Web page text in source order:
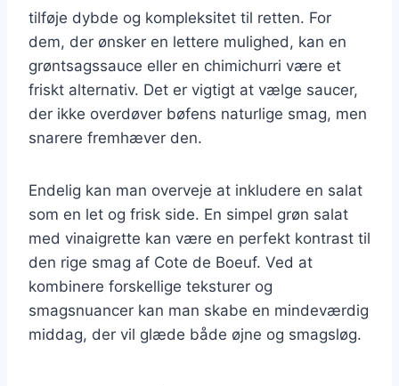
tilføje dybde og kompleksitet til retten. For
dem, der ønsker en lettere mulighed, kan en
grøntsagssauce eller en chimichurri være et
friskt alternativ. Det er vigtigt at vælge saucer,
der ikke overdøver bøfens naturlige smag, men
snarere fremhæver den.
Endelig kan man overveje at inkludere en salat
som en let og frisk side. En simpel grøn salat
med vinaigrette kan være en perfekt kontrast til
den rige smag af Cote de Boeuf. Ved at
kombinere forskellige teksturer og
smagsnuancer kan man skabe en mindeværdig
middag, der vil glæde både øjne og smagsløg.